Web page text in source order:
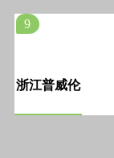
9
浙江普威伦